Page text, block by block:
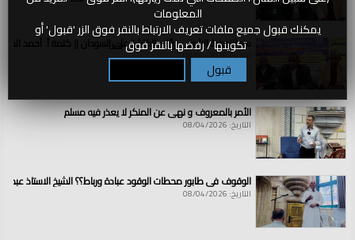
المعلومات
يمكنك قبول جميع ملفات تعريف الارتباط بالنقر فوق الزر 'قبول' أو
تكوينها / رفضها بالنقر فوق
قبول
الولايات والمناطق
سوريا
العلامات:مقتضيات|من|المادة|
20
|
||
|من|مشروع|دستور|دولة|الخلافة|
(حق|الشكوى)
سد النهضة الاثيوبي وآثاره الكارثية على السودان || كلمة أ. أحمد
التاريخ: 08/04/2026
الأمر بالمعروف و نهي عن المنكر لا يعذر فيه مسلم
التاريخ: 08/04/2026
الوقوف في طابور محطات الوقود عبادة ورباط؟؟ الشيخ الاستاذ عبد
التاريخ: 08/04/2026